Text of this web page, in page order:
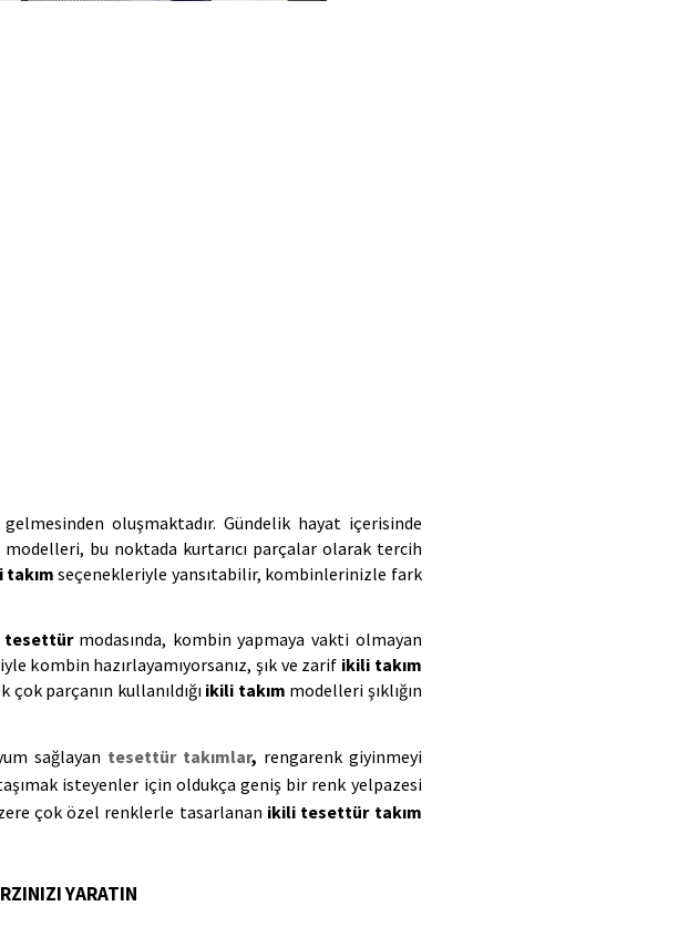
oluşmaktadır. Gündelik hayat içerisinde
modelleri, bu noktada kurtarıcı parçalar olarak tercih
takım seçenekleriyle yansıtabilir, kombinlerinizle fark
tesettür modasında, kombin yapmaya vakti olmayan
kombin hazırlayamıyorsanız, şık ve zarif ikili takım
parçanın kullanıldığı ikili takım modelleri şıklığın
sağlayan tesettür takımlar, rengarenk giyinmeyi
isteyenler için oldukça geniş bir renk yelpazesi
çok özel renklerle tasarlanan ikili tesettür takım
YARATIN